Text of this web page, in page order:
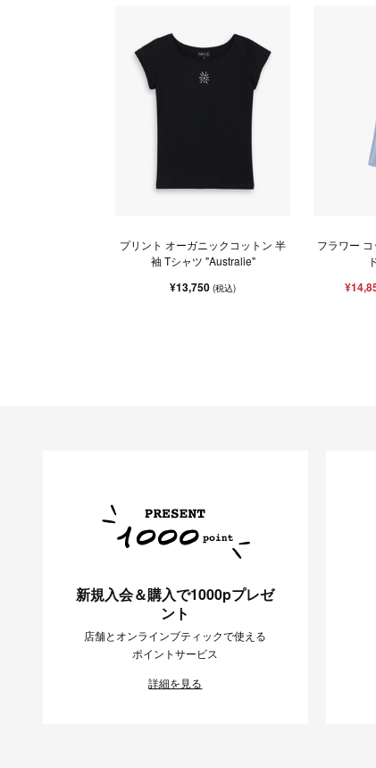
プリント オーガニックコットン 半
袖 Tシャツ "Australie"
¥13,750(税込)
フラワー
新規入会＆購入で1000pプレゼ
ント
店舗とオンラインブティックで使える
ポイントサービス
詳細を見る